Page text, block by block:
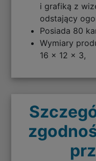
i grafiką z
odstający
Posiada 80
Wymiary
16 x 12 x 3,